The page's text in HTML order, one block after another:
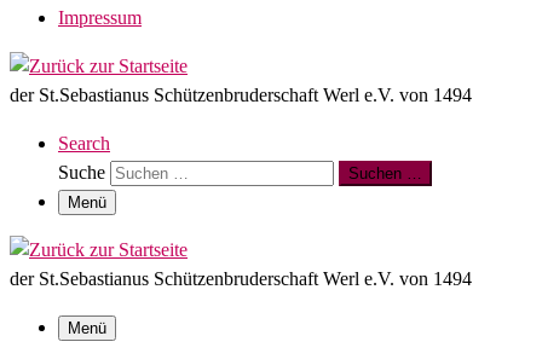
Impressum
der St.Sebastianus Schützenbruderschaft Werl e.V. von 1494
Search
Suche
Suchen …
Menü
der St.Sebastianus Schützenbruderschaft Werl e.V. von 1494
Menü